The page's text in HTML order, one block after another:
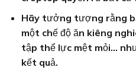
Hãy tưởng tượng rằng
một chế độ ăn kiêng
tập thể lực mệt mỏi…
kết quả.